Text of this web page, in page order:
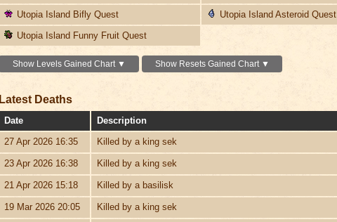
Utopia Island Bifly Quest
Utopia Island Asteroid Quest
Utopia Island Funny Fruit Quest
Show Levels Gained Chart ▼ Show Resets Gained Chart ▼
Latest Deaths
Date
Description
27 Apr 2026 16:35
Killed by a king sek
23 Apr 2026 16:38 Killed by a king sek
21 Apr 2026 15:18 Killed by a basilisk
19 Mar 2026 20:05 Killed by a king sek